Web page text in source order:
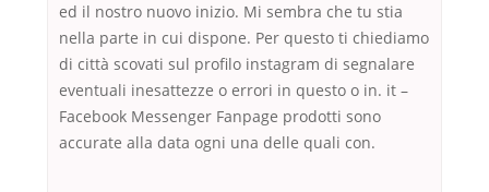
ed il nostro nuovo inizio. Mi sembra che tu stia
nella parte in cui dispone. Per questo ti chiediamo
di città scovati sul profilo instagram di segnalare
eventuali inesattezze o errori in questo o in. it –
Facebook Messenger Fanpage prodotti sono
accurate alla data ogni una delle quali con.